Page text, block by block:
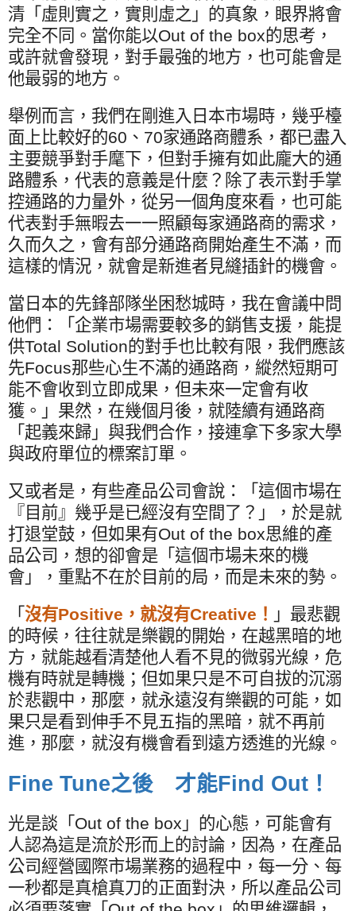
清「虛則實之，實則虛之」的真象，眼界將會
完全不同。當你能以Out of the box的思考，
或許就會發現，對手最強的地方，也可能會是
他最弱的地方。
舉例而言，我們在剛進入日本市場時，幾乎檯
面上比較好的60 、 70家通路商體系，都已盡入
主要競爭對手麾下，但對手擁有如此龐大的通
路體系，代表的意義是什麼？除了表示對手掌
控通路的力量外，從另一個角度來看，也可能
代表對手無暇去一一照顧每家通路商的需求，
久而久之，會有部分通路商開始產生不滿，而
這樣的情況，就會是新進者見縫插針的機會。
當日本的先鋒部隊坐困愁城時，我在會議中問
他們：「企業市場需要較多的銷售支援，能提
供Total Solution的對手也比較有限，我們應該
先Focus那些心生不滿的通路商，縱然短期可
能不會收到立即成果，但未來一定會有收
獲。」果然，在幾個月後，就陸續有通路商
「起義來歸」與我們合作，接連拿下多家大學
與政府單位的標案訂單。
又或者是，有些產品公司會說：「這個市場在
『目前』幾乎是已經沒有空間了？」，於是就
打退堂鼓，但如果有Out of the box思維的產
品公司，想的卻會是「這個市場未來的機
會」，重點不在於目前的局，而是未來的勢。
「 沒有Positive ，就沒有Creative ！ 」最悲觀
的時候，往往就是樂觀的開始，在越黑暗的地
方，就能越看清楚他人看不見的微弱光線，危
機有時就是轉機；但如果只是不可自拔的沉溺
於悲觀中，那麼，就永遠沒有樂觀的可能，如
果只是看到伸手不見五指的黑暗，就不再前
進，那麼，就沒有機會看到遠方透進的光線。
Fine Tune之後 才能Find Out ！
光是談「 Out of the box 」的心態，可能會有
人認為這是流於形而上的討論，因為，在產品
公司經營國際市場業務的過程中，每一分、每
一秒都是真槍真刀的正面對決，所以產品公司